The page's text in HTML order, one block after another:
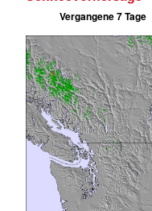
Vergangene 7 Tage